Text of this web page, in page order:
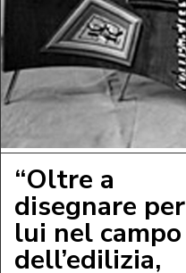
“Oltre a
disegnare per
lui nel campo
dell’edilizia,